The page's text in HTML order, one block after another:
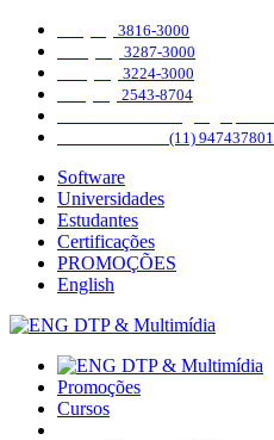
3816-3000
3287-3000
3224-3000
2543-8704
(11) 947437801
Software
Universidades
Estudantes
Certificações
PROMOÇÕES
English
Promoções
Cursos